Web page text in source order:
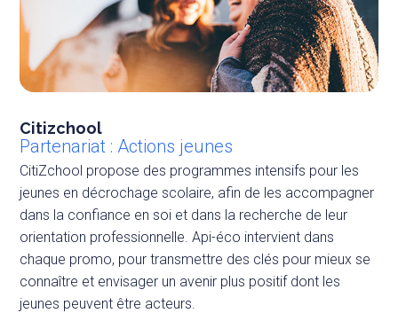
Citizchool
Partenariat : Actions jeunes
CitiZchool propose des programmes intensifs pour les
jeunes en décrochage scolaire, afin de les accompagner
dans la confiance en soi et dans la recherche de leur
orientation professionnelle. Api-éco intervient dans
chaque promo, pour transmettre des clés pour mieux se
connaître et envisager un avenir plus positif dont les
jeunes peuvent être acteurs.